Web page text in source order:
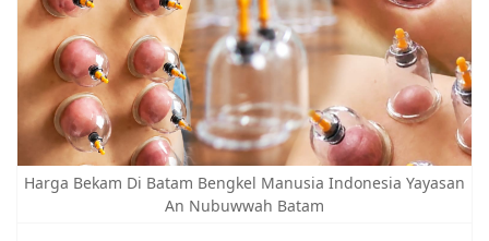
Harga Bekam Di Batam Bengkel Manusia Indonesia Yayasan
An Nubuwwah Batam